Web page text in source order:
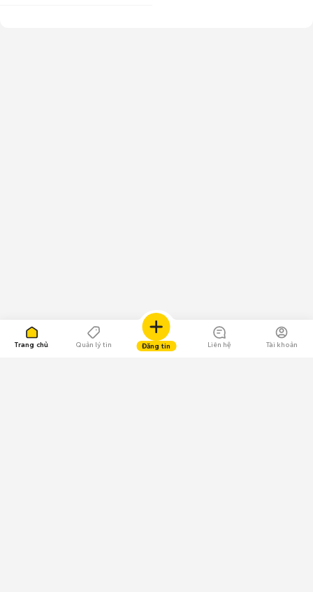
Trang chủ Quản lý tin Đăng tin Liên hệ Tài khoản